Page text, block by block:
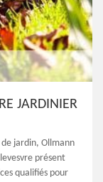
JARDINIER
jardin, Ollmann
présent
qualifiés pour